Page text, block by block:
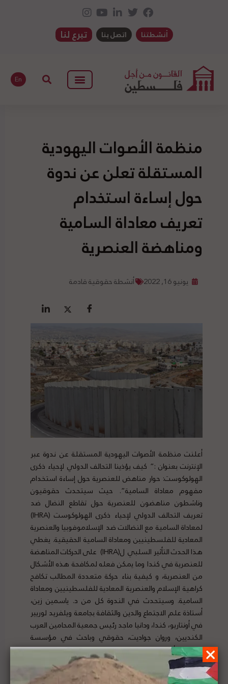
أنشطتنا اتصل بنا تبرع لنا
En
منظمة الأصوات اليهودية
المستقلة تعلن عن ندوة
حول إساءة استخدام
تعريف معاداة السامية
ومناهضة العنصرية
يونيو 16, 2022 أنشطة حقوقية قادمة
أعلنت منظمة الأصوات اليهودية المستقلة عن ندوة عبر
الإنترنت بعنوان :” كيف يؤذينا التحالف الدولي لإحياء ذكرى
الهولوكوست: حوار مناهض للعنصرية حول إساءة استخدام
مفهوم معاداة السامية”. حيث سيتحدث حقوقيون
وناشطون مناهضون للعنصرية حول تقاطع النضال ضد
تعريف التحالف الدولي لإحياء ذكرى الهولوكوست (IHRA)
لمعاداة السامية مع النضالات ضد الإسلاموفوبيا والعنصرية
المعادية للفلسطينيين ومعاداة السامية الحقيقية. يغطي
هذا الحدث التأثير السلبي ل(IHRA) على الحركات المناهضة
للعنصرية في كندا وما يمكن فعله لمكافحة هذه الأشكال
من العنصرية، و كيفية بناء حركة متعددة المطالب تكافح
كراهية الإسلام والعنصرية المعادية للفلسطينيين ومعاداة
السامية. وسيتحدث في الندوة كل من د. ياسمين زين،
أستاذة علم الاجتماع والدين والثقافة بجامعة ويلفريد لوريير
في أونتاريو، كندا، ودانيا ماجد رئيس جمعية المحامين العرب
الكنديين، وروان جواديت، حقوقي وباحث في مؤسسة
منظمة الأصوات اليهودية المستقلة، وريما، العضو المنتدب
السابق للحزب الوطني الديمقراطي عن الشاطئ الشرقي
ليورك. وذلك يوم 28 يونيو الساعة 6 مساءً بتوقيت